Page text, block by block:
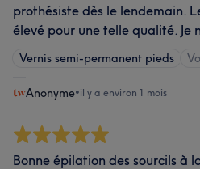
prothésiste dès le lendemain.
élevé pour une telle qualité. Je
Vernis semi-permanent pieds
Anonyme•il y a environ 1 mois
Bonne épilation des sourcils à